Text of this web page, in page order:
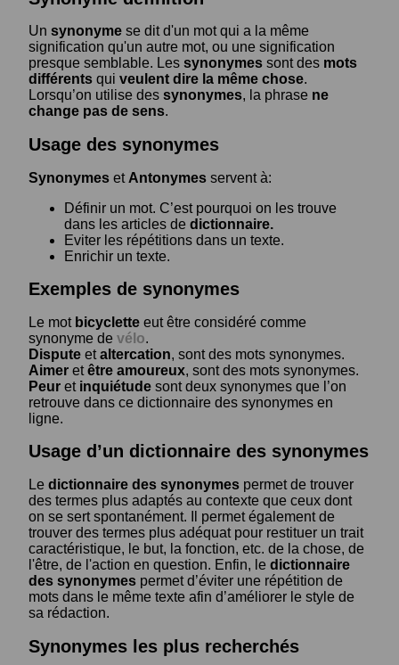
Un synonyme se dit d'un mot qui a la même
signification qu'un autre mot, ou une signification
presque semblable. Les synonymes sont des mots
différents qui veulent dire la même chose.
Lorsqu’on utilise des synonymes, la phrase ne
change pas de sens.
Usage des synonymes
Synonymes et Antonymes servent à:
Définir un mot. C’est pourquoi on les trouve
dans les articles de dictionnaire.
Eviter les répétitions dans un texte.
Enrichir un texte.
Exemples de synonymes
Le mot bicyclette eut être considéré comme
synonyme de vélo.
Dispute etaltercation, sont des mots synonymes.
Aimer etêtre amoureux, sont des mots synonymes.
Peur et inquiétude sont deux synonymes que l’on
retrouve dans ce dictionnaire des synonymes en
ligne.
Usage d’un dictionnaire des synonymes
Le dictionnaire des synonymes permet de trouver
des termes plus adaptés au contexte que ceux dont
on se sert spontanément. Il permet également de
trouver des termes plus adéquat pour restituer un trait
caractéristique, le but, la fonction, etc. de la chose, de
l'être, de l'action en question. Enfin, le dictionnaire
des synonymes permet d’éviter une répétition de
mots dans le même texte afin d’améliorer le style de
sa rédaction.
Synonymes les plus recherchés